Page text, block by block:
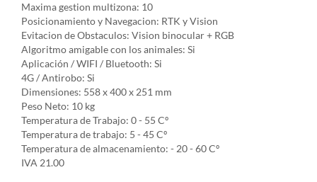
Maxima gestion multizona: 10
Posicionamiento y Navegacion: RTK y Vision
Evitacion de Obstaculos: Vision binocular + RGB
Algoritmo amigable con los animales: Si
Aplicación / WIFI / Bluetooth: Si
4G / Antirobo: Si
Dimensiones: 558 x 400 x 251 mm
Peso Neto: 10 kg
Temperatura de Trabajo: 0 - 55 Cº
Temperatura de trabajo: 5 - 45 Cº
Temperatura de almacenamiento: - 20 - 60 Cº
IVA 21.00